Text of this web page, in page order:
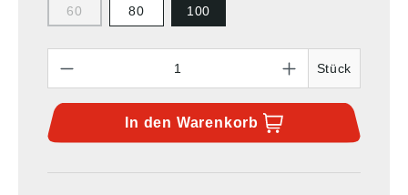
60 80 100
Stück
In den Warenkorb